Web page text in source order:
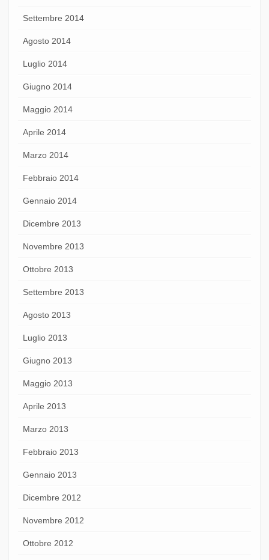
Settembre 2014
Agosto 2014
Luglio 2014
Giugno 2014
Maggio 2014
Aprile 2014
Marzo 2014
Febbraio 2014
Gennaio 2014
Dicembre 2013
Novembre 2013
Ottobre 2013
Settembre 2013
Agosto 2013
Luglio 2013
Giugno 2013
Maggio 2013
Aprile 2013
Marzo 2013
Febbraio 2013
Gennaio 2013
Dicembre 2012
Novembre 2012
Ottobre 2012